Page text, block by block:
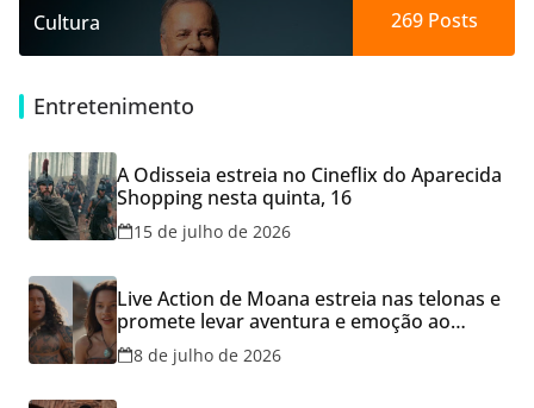
Cultura 269Posts
Entretenimento
A Odisseia estreia no Cineflix do Aparecida
Shopping nesta quinta, 16
15 de julho de 2026
Live Action de Moana estreia nas telonas e
promete levar aventura e emoção ao
Cineflix do Aparecida Shopping
8 de julho de 2026